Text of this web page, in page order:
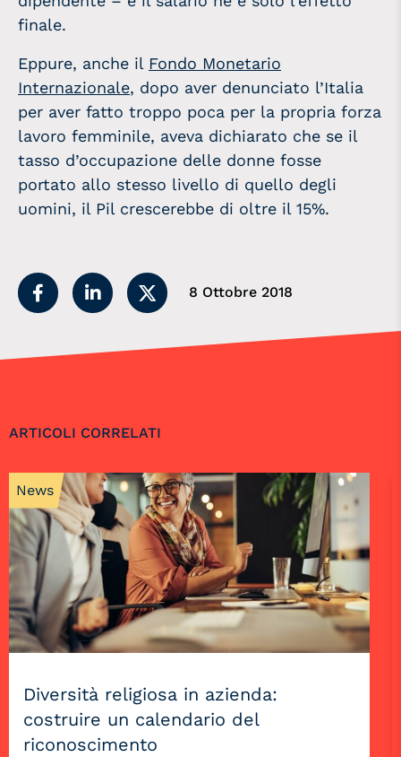
finale.
Eppure, anche il Fondo Monetario
Internazionale, dopo aver denunciato l’Italia
per aver fatto troppo poca per la propria forza
lavoro femminile, aveva dichiarato che se il
tasso d’occupazione delle donne fosse
portato allo stesso livello di quello degli
uomini, il Pil crescerebbe di oltre il 15%.
8 Ottobre 2018
ARTICOLI CORRELATI
News
Diversità religiosa in azienda:
costruire un calendario del
riconoscimento